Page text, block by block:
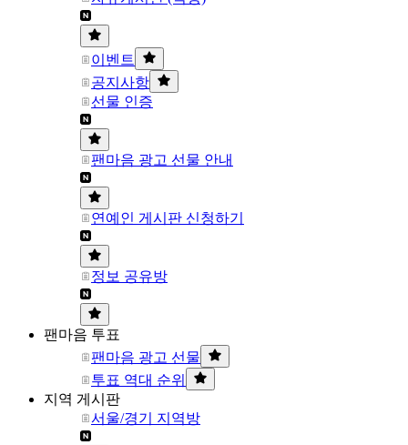
이벤트
공지사항
선물 인증
팬마음 광고 선물 안내
연예인 게시판 신청하기
정보 공유방
팬마음 투표
팬마음 광고 선물
투표 역대 순위
지역 게시판
서울/경기 지역방